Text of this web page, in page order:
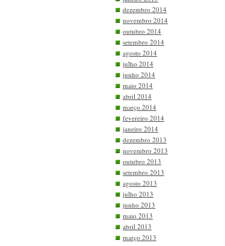
dezembro 2014
novembro 2014
outubro 2014
setembro 2014
agosto 2014
julho 2014
junho 2014
maio 2014
abril 2014
março 2014
fevereiro 2014
janeiro 2014
dezembro 2013
novembro 2013
outubro 2013
setembro 2013
agosto 2013
julho 2013
junho 2013
maio 2013
abril 2013
março 2013